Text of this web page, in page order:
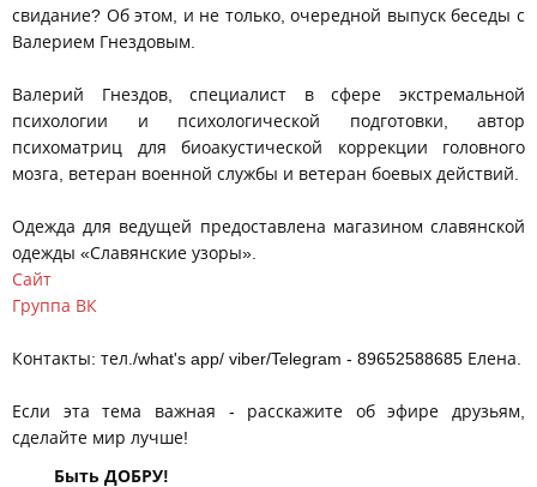
свидание? Об этом, и не только, очередной выпуск беседы с
Валерием Гнездовым.
Валерий Гнездов, специалист в сфере экстремальной
психологии и психологической подготовки, автор
психоматриц для биоакустической коррекции головного
мозга, ветеран военной службы и ветеран боевых действий.
Одежда для ведущей предоставлена магазином славянской
одежды «Славянские узоры».
Сайт
Группа ВК
Контакты: тел./what's app/ viber/Telegram - 89652588685 Елена.
Если эта тема важная - расскажите об эфире друзьям,
сделайте мир лучше!
Быть ДОБРУ!